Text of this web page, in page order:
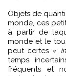
Objets de
monde, ces
à partir de
monde et le
peut certes «
temps
fréquents et